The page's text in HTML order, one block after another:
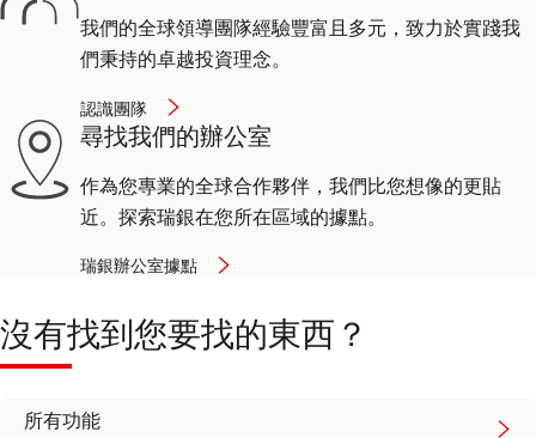
我們的全球領導團隊經驗豐富且多元，致力於實踐我
們秉持的卓越投資理念。
認識團隊
尋找我們的辦公室
作為您專業的全球合作夥伴，我們比您想像的更貼
近。探索瑞銀在您所在區域的據點。
瑞銀辦公室據點
沒有找到您要找的東西？
所有功能